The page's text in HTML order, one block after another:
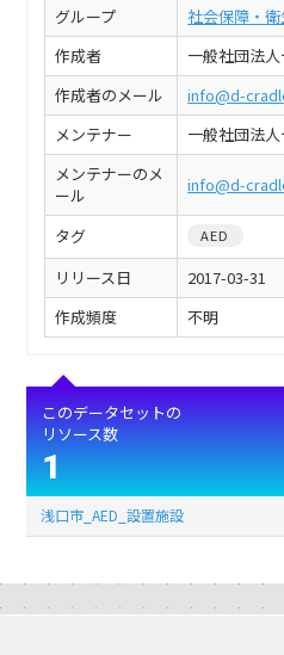
グループ
社会保障・
作成者
一般社団法
作成者のメール
info@d-
メンテナー
一般社団法
メンテナーのメ
ール
info@d-
タグ AED
リリース日
2017-03-31
作成頻度
不明
このデータセットの
リソース数
1
浅口市_AED_設置施設